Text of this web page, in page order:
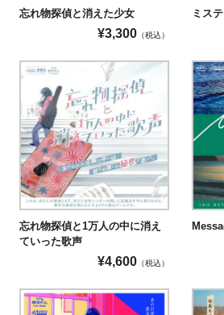
※端末操作や紙に字を書くことが可能な方
ただけます。
耳の不自由な方
◯
※音声はすべて、字幕もしくはテキストの
画面酔いしやすい方
◯
画面が激しく揺れるような演出はありませ
その他身体による制限
忘れ物探偵と消えた少女
¥3,300 （税込）
ミス
忘れ物探偵と1万人の中に消え
ていった歌声
¥4,600 （税込）